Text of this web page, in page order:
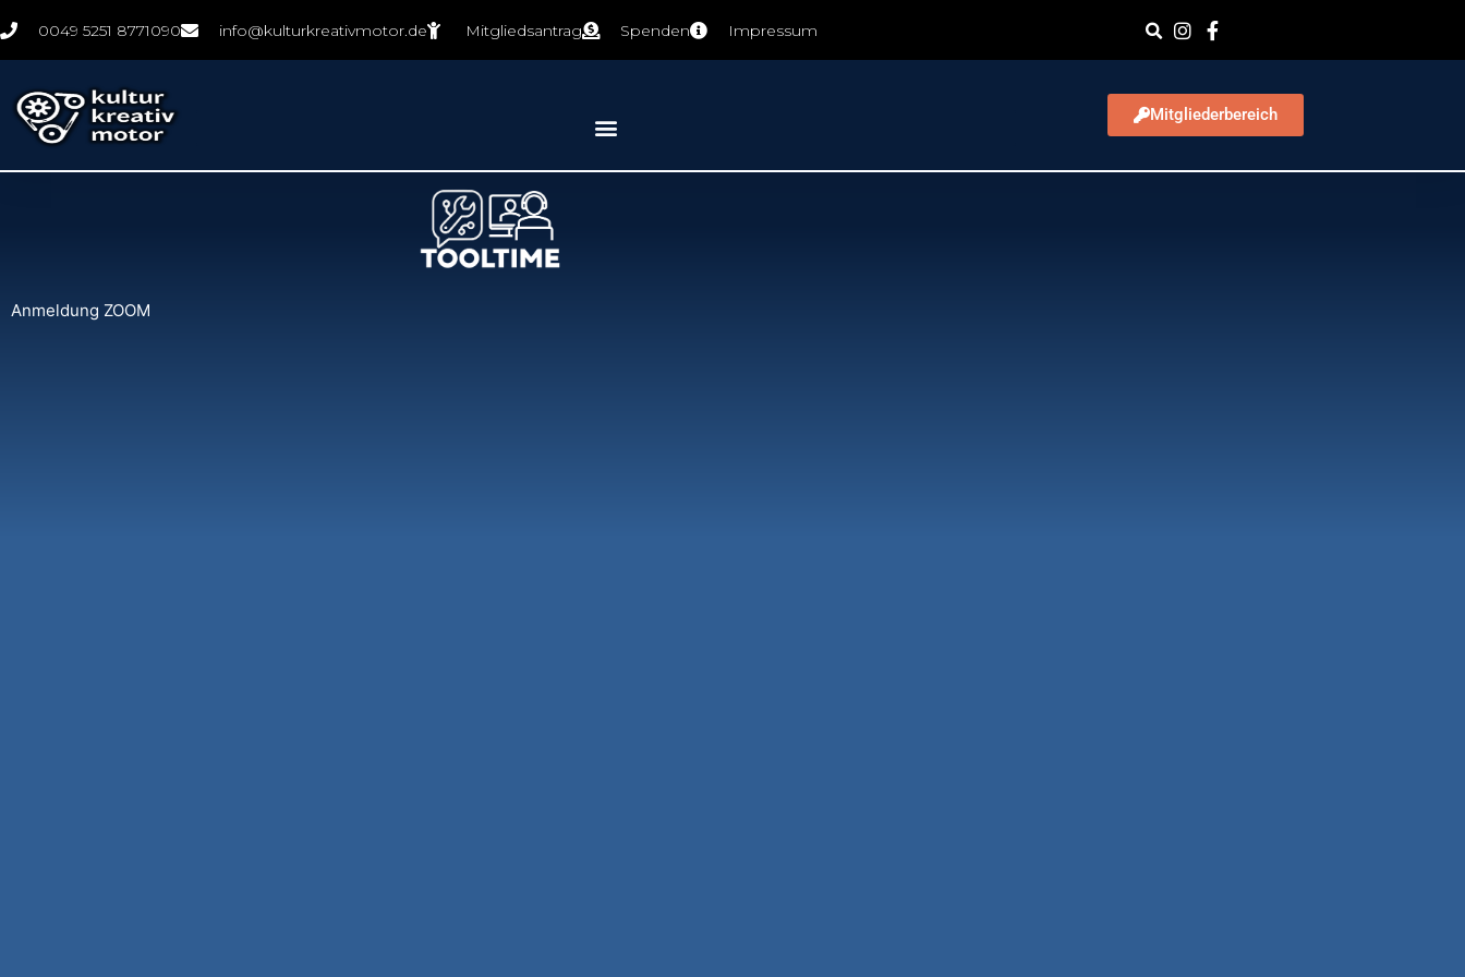
Inhalt
springen
0049 5251 8771090 info@kulturkreativmotor.de Mitgliedsantrag Spenden Impressum
Mitgliederbereich
Anmeldung ZOOM